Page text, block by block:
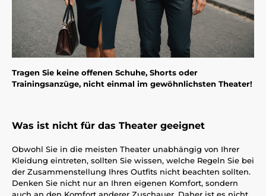
Tragen Sie keine offenen Schuhe, Shorts oder
Trainingsanzüge, nicht einmal im gewöhnlichsten Theater!
Was ist nicht für das Theater geeignet
Obwohl Sie in die meisten Theater unabhängig von Ihrer
Kleidung eintreten, sollten Sie wissen, welche Regeln Sie bei
der Zusammenstellung Ihres Outfits nicht beachten sollten.
Denken Sie nicht nur an Ihren eigenen Komfort, sondern